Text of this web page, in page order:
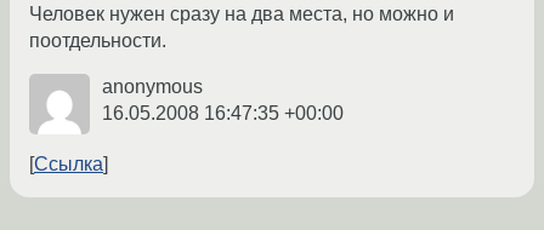
Человек нужен сразу на два места, но можно и
поотдельности.
anonymous
16.05.2008 16:47:35 +00:00
Ссылка